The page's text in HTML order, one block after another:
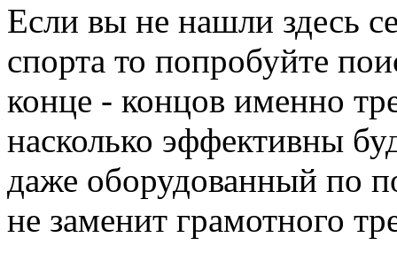
Если вы не нашли здесь
спорта то попробуйте
конце - концов именно
насколько эффективны
даже оборудованный по
не заменит грамотного